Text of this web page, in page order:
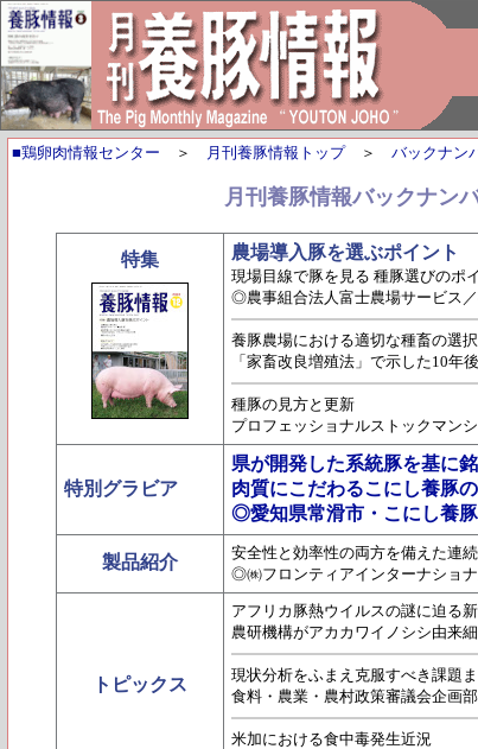
■鶏卵肉情報センター ＞ 月刊養豚情報トップ＞ バックナン
月刊養豚情報バックナン
特集 農場導入豚を選ぶポイント
現場目線で豚を見る 種豚選びのポ
◎農事組合法人富士農場サービス
養豚農場における適切な種畜の選択
「家畜改良増殖法」で示した10年
種豚の見方と更新
プロフェッショナルストックマン
特別グラビア
県が開発した系統豚を基に
肉質にこだわるこにし養豚
◎愛知県常滑市・こにし養豚
製品紹介
安全性と効率性の両方を備えた連
◎㈱フロンティアインターナショ
トピックス
アフリカ豚熱ウイルスの謎に迫る
農研機構がアカカワイノシシ由来
現状分析をふまえ克服すべき課題
食料・農業・農村政策審議会企画
米加における食中毒発生近況